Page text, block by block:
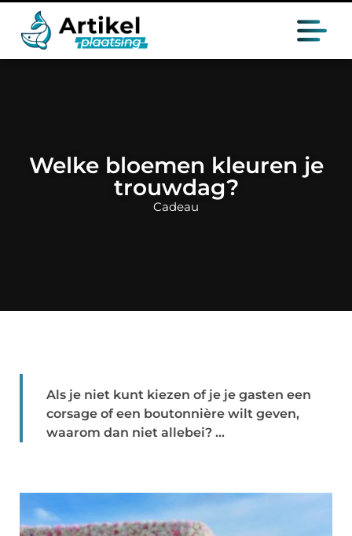
Welke bloemen kleuren je
trouwdag?
Cadeau
Als je niet kunt kiezen of je je gasten een
corsage of een boutonnière wilt geven,
waarom dan niet allebei? ...